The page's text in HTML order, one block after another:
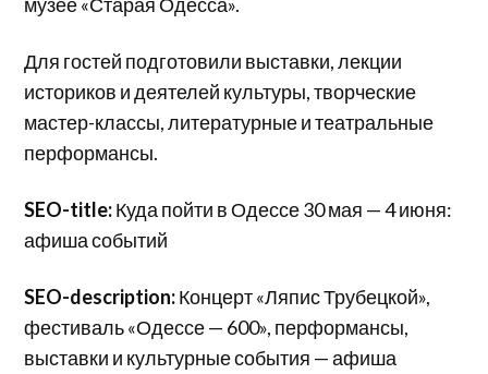
Для гостей подготовили выставки, лекции
историков и деятелей культуры, творческие
мастер-классы, литературные и театральные
перформансы.
SEO-title:Куда пойти в Одессе 30 мая — 4 июня:
афиша событий
SEO-description:Концерт «Ляпис Трубецкой»,
фестиваль «Одессе — 600», перформансы,
выставки и культурные события — афиша